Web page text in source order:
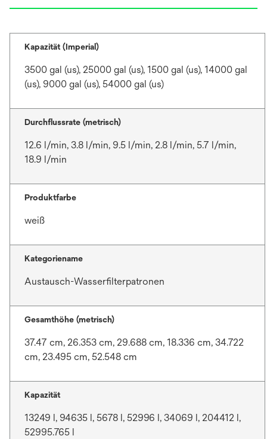
Kapazität (Imperial)
3500 gal (us), 25000 gal (us), 1500 gal (us), 14000 gal
(us), 9000 gal (us), 54000 gal (us)
Durchflussrate (metrisch)
12.6 l/min, 3.8 l/min, 9.5 l/min, 2.8 l/min, 5.7 l/min,
18.9 l/min
Produktfarbe
weiß
Kategoriename
Austausch-Wasserfilterpatronen
Gesamthöhe (metrisch)
37.47 cm, 26.353 cm, 29.688 cm, 18.336 cm, 34.722
cm, 23.495 cm, 52.548 cm
Kapazität
13249 l, 94635 l, 5678 l, 52996 l, 34069 l, 204412 l,
52995.765 l